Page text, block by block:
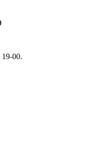
00.